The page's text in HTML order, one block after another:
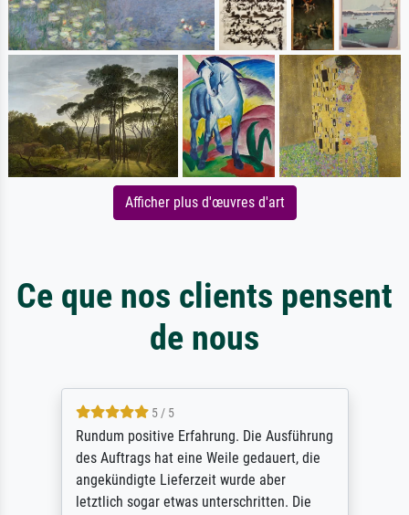
Afficher plus d'œuvres d'art
Ce que nos clients pensent
de nous
5 / 5
Rundum positive Erfahrung. Die Ausführung
des Auftrags hat eine Weile gedauert, die
angekündigte Lieferzeit wurde aber
letztlich sogar etwas unterschritten. Die